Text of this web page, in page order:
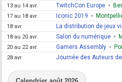
13 au 14 avr. TwitchCon Europe
17 au 18 avr. Iconic 2019
18 avr. La distribution de jeux
18 au 20 avr. Salon du numérique
20 au 22 avr. Gamers Assembly
28 avr. Journée des Auteurs